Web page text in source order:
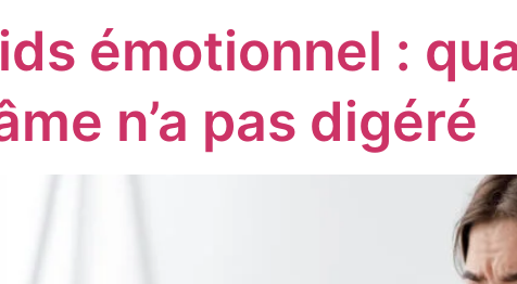
émotionnel :
n’a pas digéré